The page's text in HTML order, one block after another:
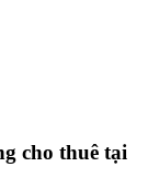
cho thuê tại